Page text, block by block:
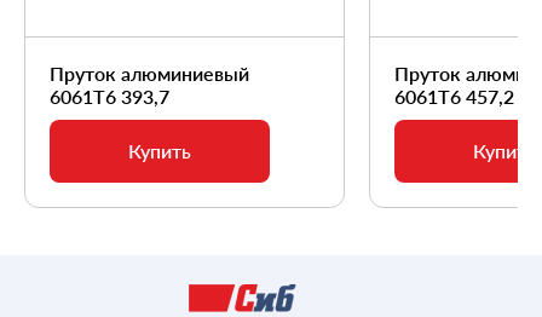
Пруток алюминиевый
6061Т6 393,7
Купить
Пруток
6061Т6 457,2
Купить